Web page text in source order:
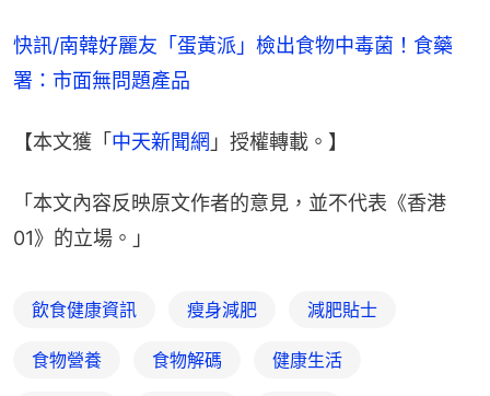
快訊/南韓好麗友「蛋黃派」檢出食物中毒菌！食藥
署：市面無問題產品
【本文獲「中天新聞網 」授權轉載。】
「本文內容反映原文作者的意見，並不代表《香港
01》的立場。」
飲食健康資訊 瘦身減肥 減肥貼士
食物營養 食物解碼 健康生活